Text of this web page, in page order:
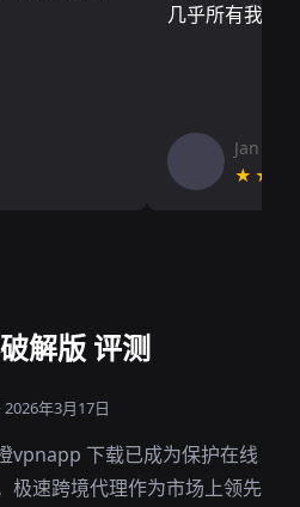
几乎所有我需
Jan V
解版 评测
2026年3月17日
vpnapp 下载已成为保护在线
极速跨境代理作为市场上领先